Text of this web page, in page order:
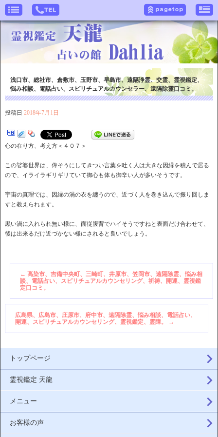
浅口市、総社市、倉敷市、玉野市、早島市、遠隔浄霊、交霊、霊視鑑定、
悩み相談、電話占い、スピリチュアルカウンセラー、遠隔除霊口コミ。
投稿日 2018年7月1日
心の在り方、考え方＜４０７＞
この娑婆世界は、偉そうにしてきつい言葉を吐く人は大きな因縁を積んで居る
ので、イライラギリギリていて御心も体も御辛い人が多いそうです。
宇宙の真理では、因縁の渦の衣を纏うので、近づく人を巻き込んで振り回しま
すと教えられます。
黒い渦に入れられ無い様に、面従腹背でハイそうですねと表面だけ合わせて、
後は出来るだけ近づかない様にされると良いでしょう。
← 高染市、吉備中央町、三崎町、井原市、笠岡市、遠隔除霊、悩み相
談、電話占い、スピリチュアルカウンセリング、祈祷、開運、霊視鑑
定口コミ。
広島県、広島市、庄原市、府中市、遠隔除霊、悩み相談、電話占い、
開運、スピリチュアルカウンセリング、霊視鑑定、霊障。
→
トップページ
霊視鑑定 天龍
メニュー
お客様の声